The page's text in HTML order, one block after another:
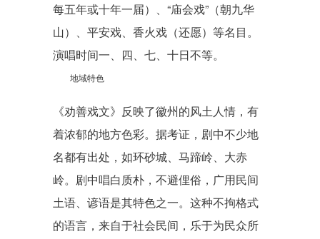
每五年或十年一届）、“庙会戏”（朝九华
山）、平安戏、 香火戏 （还愿）等名目。
演唱时间一、四、七、十日不等。
地域特色
《劝善戏文》反映了徽州的风土人情，有
着浓郁的地方色彩。据考证，剧中不少地
名都有出处，如环砂城、马蹄岭、大赤
岭。剧中唱白质朴，不避俚俗，广用民间
土语、谚语是其特色之一。这种不拘格式
的语言，来自于社会民间，乐于为民众所